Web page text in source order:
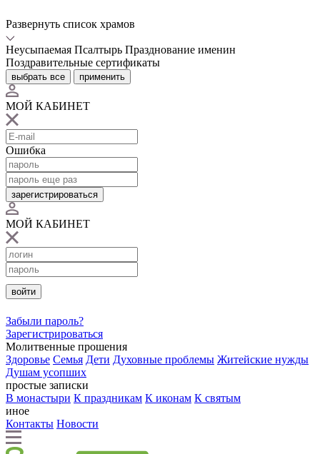
Развернуть список храмов
Неусыпаемая Псалтырь Празднование именин
Поздравительные сертификаты
выбрать все применить
МОЙ КАБИНЕТ
Ошибка
зарегистрироваться
МОЙ КАБИНЕТ
войти
Забыли пароль?
Зарегистрироваться
Молитвенные прошения
Здоровье Семья Дети Духовные проблемы Житейские нужды
Душам усопших
простые записки
В монастыри К праздникам К иконам К святым
иное
Контакты Новости